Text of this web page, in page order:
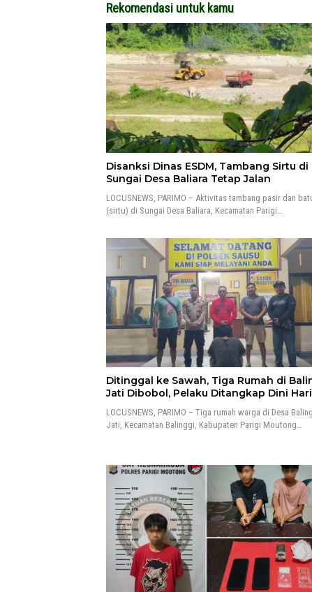
Rekomendasi untuk kamu
Disanksi Dinas ESDM, Tambang Sirtu di
Sungai Desa Baliara Tetap Jalan
LOCUSNEWS, PARIMO – Aktivitas tambang pasir dan
(sirtu) di Sungai Desa Baliara, Kecamatan Parigi…
Ditinggal ke Sawah, Tiga Rumah di
Jati Dibobol, Pelaku Ditangkap Dini Hari
LOCUSNEWS, PARIMO – Tiga rumah warga di Desa
Jati, Kecamatan Balinggi, Kabupaten Parigi Moutong…